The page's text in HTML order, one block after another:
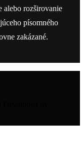
alebo rozširovanie
písomného
zakázané.